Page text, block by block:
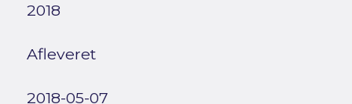
2018
Afleveret
2018-05-07